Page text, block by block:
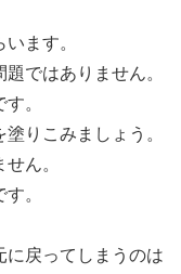
ます。
ではありません。
。
りこみましょう。
ん。
。
に戻ってしまうのは